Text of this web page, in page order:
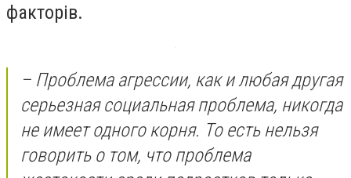
факторів.
– Проблема агрессии, как и любая другая
серьезная социальная проблема, никогда
не имеет одного корня. То есть нельзя
говорить о том, что проблема